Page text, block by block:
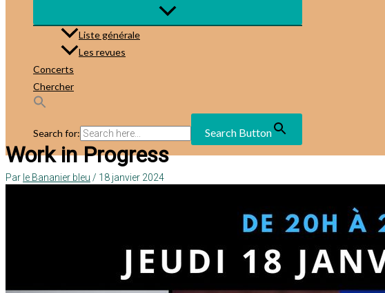
Liste générale
Les revues
Concerts
Chercher
Search for: Search Button
Work in Progress
Par le Bananier bleu / 18 janvier 2024